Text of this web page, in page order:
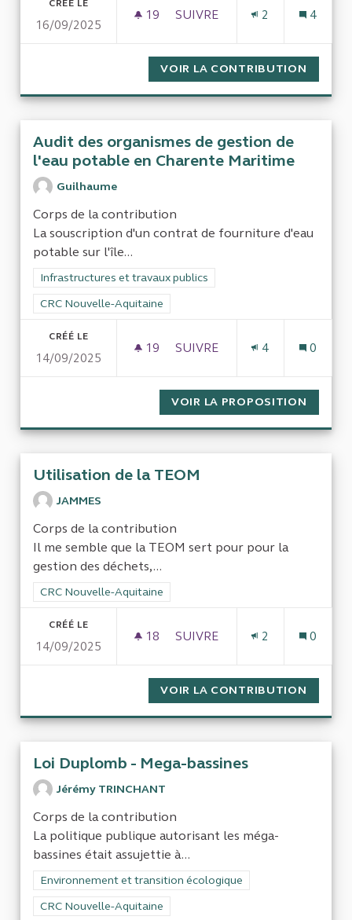
CRÉÉ LE
16/09/2025
19 19 ABONNÉS
SUIVRE
2 4
VOIR LA CONTRIBUTION
Audit des organismes de gestion de
l'eau potable en Charente Maritime
Guilhaume
Corps de la contribution
La souscription d'un contrat de fourniture d'eau
potable sur l'île...
Filtrer les résultats de la catégorie : Infrastructures et
Infrastructures et travaux publics
Filtrer les résultats pour le secteur : CRC Nouvelle-Aquitaine
CRC Nouvelle-Aquitaine
CRÉÉ LE
14/09/2025
19 19 ABONNÉS
SUIVRE
4 0
VOIR LA PROPOSITION
Utilisation de la TEOM
JAMMES
Corps de la contribution
Il me semble que la TEOM sert pour pour la
gestion des déchets,...
Filtrer les résultats pour le secteur : CRC Nouvelle-Aquitaine
CRC Nouvelle-Aquitaine
CRÉÉ LE
14/09/2025
18 18 ABONNÉS
SUIVRE
2 0
VOIR LA CONTRIBUTION
Loi Duplomb - Mega-bassines
Jérémy TRINCHANT
Corps de la contribution
La politique publique autorisant les méga-
bassines était assujettie à...
Filtrer les résultats de la catégorie : Environnement et
Environnement et transition écologique
Filtrer les résultats pour le secteur : CRC Nouvelle-Aquitaine
CRC Nouvelle-Aquitaine